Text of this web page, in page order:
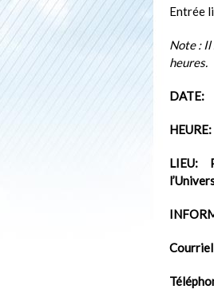
Entrée
Note : Il
heures.
DATE:
LIEU: